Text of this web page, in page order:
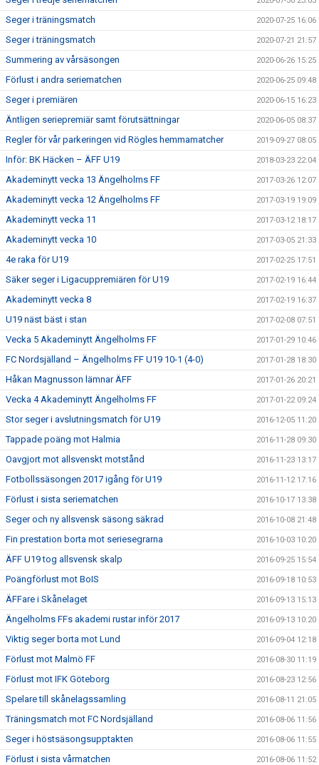
Seger i träningsmatch 2020-07-25 16:06
Seger i träningsmatch 2020-07-21 21:57
Summering av vårsäsongen 2020-06-26 15:25
Förlust i andra seriematchen 2020-06-25 09:48
Seger i premiären 2020-06-15 16:23
Äntligen seriepremiär samt förutsättningar 2020-06-05 08:37
Regler för vår parkeringen vid Rögles hemmamatcher 2019-09-27 08:05
Inför: BK Häcken – ÄFF U19 2018-03-23 22:04
Akademinytt vecka 13 Ängelholms FF 2017-03-26 12:07
Akademinytt vecka 12 Ängelholms FF 2017-03-19 19:09
Akademinytt vecka 11 2017-03-12 18:17
Akademinytt vecka 10 2017-03-05 21:33
4e raka för U19 2017-02-25 17:51
Säker seger i Ligacuppremiären för U19 2017-02-19 16:44
Akademinytt vecka 8 2017-02-19 16:37
U19 näst bäst i stan 2017-02-08 07:51
Vecka 5 Akademinytt Ängelholms FF 2017-01-29 10:46
FC Nordsjälland – Ängelholms FF U19 10-1 (4-0) 2017-01-28 18:30
Håkan Magnusson lämnar ÄFF 2017-01-26 20:21
Vecka 4 Akademinytt Ängelholms FF 2017-01-22 09:24
Stor seger i avslutningsmatch för U19 2016-12-05 11:20
Tappade poäng mot Halmia 2016-11-28 09:30
Oavgjort mot allsvenskt motstånd 2016-11-23 13:17
Fotbollssäsongen 2017 igång för U19 2016-11-12 17:16
Förlust i sista seriematchen 2016-10-17 13:38
Seger och ny allsvensk säsong säkrad 2016-10-08 21:48
Fin prestation borta mot seriesegrarna 2016-10-03 10:20
ÄFF U19 tog allsvensk skalp 2016-09-25 15:54
Poängförlust mot BoIS 2016-09-18 10:53
ÄFFare i Skånelaget 2016-09-13 15:13
Ängelholms FFs akademi rustar inför 2017 2016-09-13 10:20
Viktig seger borta mot Lund 2016-09-04 12:18
Förlust mot Malmö FF 2016-08-30 11:19
Förlust mot IFK Göteborg 2016-08-23 12:56
Spelare till skånelagssamling 2016-08-11 21:05
Träningsmatch mot FC Nordsjälland 2016-08-06 11:56
Seger i höstsäsongsupptakten 2016-08-06 11:55
Förlust i sista vårmatchen 2016-08-06 11:52